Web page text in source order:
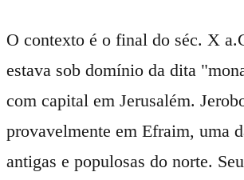
O contexto é o final do séc. X
estava sob domínio da dita
com capital em Jerusalém.
provavelmente em Efraim, uma
antigas e populosas do norte.